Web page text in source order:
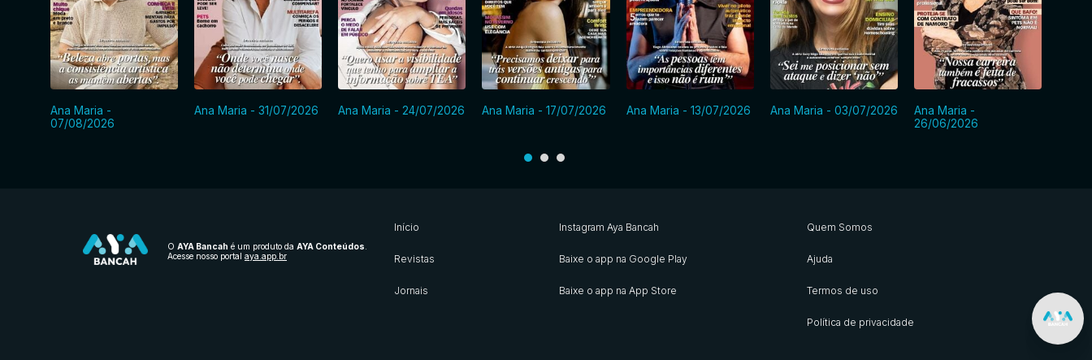
Ana Maria -
07/08/2026
Ana Maria - 31/07/2026 Ana Maria - 24/07/2026 Ana Maria - 17/07/2026 Ana Maria - 13/07/2026 Ana Maria - 03/07/2026
Ana Maria -
26/06/2026
O AYA Bancah é um produto da AYA Conteúdos
Acesse nosso portal aya.app.br
Início
Revistas
Jornais
Instagram Aya Bancah
Baixe o app na Google Play
Baixe o app na App Store
Quem Somos
Ajuda
Termos de uso
Política de privacidade